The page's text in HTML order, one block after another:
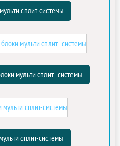
сплит-системы
мульти сплит -системы
сплит-системы